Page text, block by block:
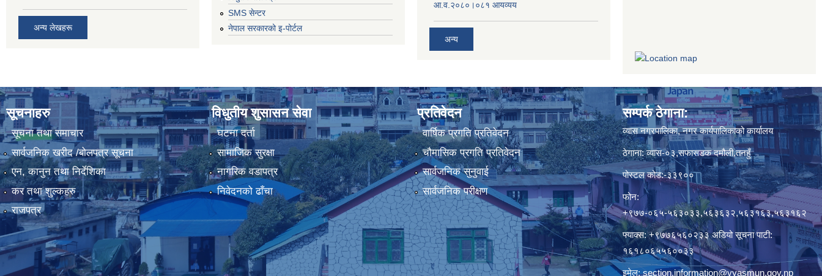
अन्य लेखहरू
SMS सेन्टर
नेपाल सरकारको इ-पोर्टल
आ.व.२०८०।०८१ आयव्यय
अन्य
सूचनाहरु
सूचना तथा समाचार
सार्वजनिक खरीद /बोलपत्र सूचना
एन, कानुन तथा निर्देशिका
कर तथा शुल्कहरु
राजपत्र
विधुतीय शुसासन सेवा
घटना दर्ता
सामाजिक सुरक्षा
नागरिक वडापत्र
निवेदनको ढाँचा
प्रतिवेदन
वार्षिक प्रगति प्रतिवेदन
चौमासिक प्रगति प्रतिवेदन
सार्वजनिक सुनुवाई
सार्वजनिक परीक्षण
सम्पर्क ठेगाना:
व्यास नगरपालिका, नगर कार्यपालिकाको कार्यालय
ठेगाना: व्यास-०३,सफासडक दमौली,तनहुँ
पोस्टल कोड:-३३९००
फोन:
+९७७-०६५-५६३०३३,५६३६३२,५६३१६३,५६३१६२
फ्याक्स: +९७७६५६०२३३ अडियो सूचना पाटी:
१६१८०६५५६००३३
इमेल:section.information@vyasmun.gov.np